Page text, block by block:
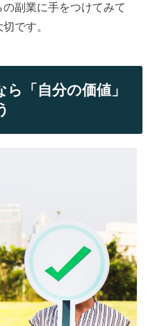
副業に手をつけてみて
です。
「自分の価値」